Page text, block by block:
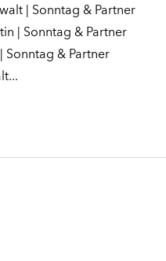
| Sonntag & Partner
| Sonntag & Partner
Sonntag & Partner